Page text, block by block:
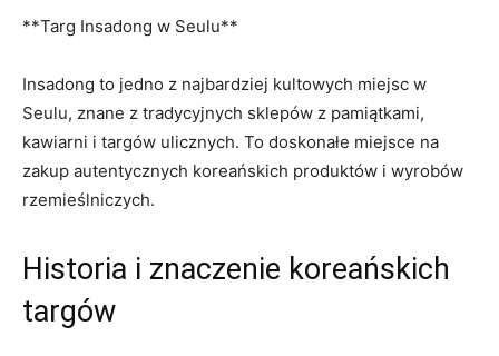
**Targ Insadong w Seulu**
Insadong ⁤to jedno z najbardziej kultowych ⁣miejsc‍ w‌
Seulu, znane z tradycyjnych ⁢sklepów z pamiątkami,
kawiarni i targów ulicznych.​ To doskonałe miejsce‌ na
zakup autentycznych koreańskich produktów i wyrobów
rzemieślniczych.
Historia i znaczenie koreańskich
targów